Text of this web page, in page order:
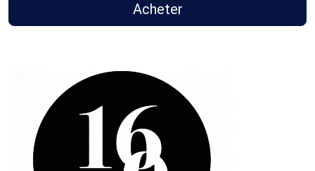
Acheter